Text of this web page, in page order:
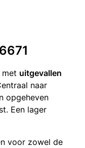
uitgevallen
naar
opgeheven
Een lager
voor zowel de